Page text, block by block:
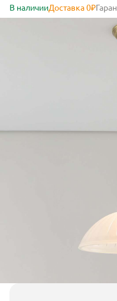
В наличииДоставка 0₽